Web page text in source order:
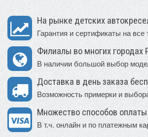
На рынке детских
Гарантия и сертификаты на все
Филиалы во многих городах
В наличии большой выбор
Доставка в день заказа
Возможность примерки и
Множество способов оплаты
В т.ч. онлайн и по платежным